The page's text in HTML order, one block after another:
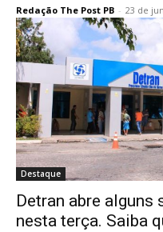
Redação The Post PB - 23 de
Destaque
Detran abre
nesta terça. Saiba